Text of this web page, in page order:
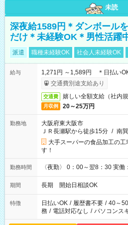
未読
深夜給1589円＊ダンボール
だけ＊未経験OK＊男性活躍
派遣 職種未経験OK 社会人未経験OK
給与
1,271円 ～1,589円 ＊日払い
交通費別途支給あり
交通費 嬉しい全額支給（社内規
月収例 20～25万円
勤務地
大阪府東大阪市
ＪＲ長瀬駅から徒歩15分 / 南
大手スーパーの食品加工の
す！
勤務時間 〈夜勤〉 0：00～翌8：30 実
期間 長期 開始日相談OK
特徴 日払いOK / 履歴書不要 / 40～
務 / 電話対応なし / パソコンス